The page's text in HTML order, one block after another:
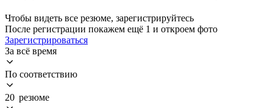
Чтобы видеть все резюме, зарегистрируйтесь
После регистрации покажем ещё 1 и откроем фото
Зарегистрироваться
За всё время
По соответствию
20 резюме